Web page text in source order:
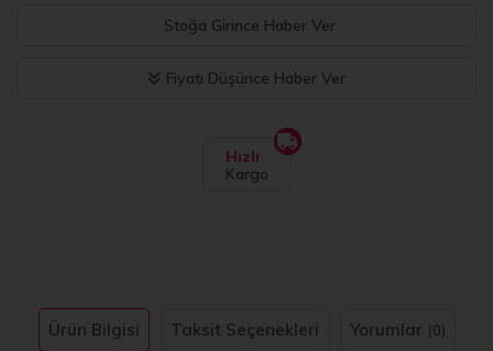
Stoğa Girince Haber Ver
Fiyatı Düşünce Haber Ver
Hızlı
Kargo
Ürün Bilgisi Taksit Seçenekleri Yorumlar (0)